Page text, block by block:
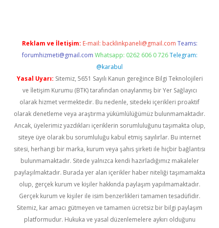
Reklam ve İletişim: E-mail: backlinkpaneli@gmail.com Teams:
forumhizmeti@gmail.com Whatsapp: 0262 606 0 726 Telegram:
@karabul
Yasal Uyarı: Sitemiz, 5651 Sayılı Kanun gereğince Bilgi Teknolojileri
ve İletişim Kurumu (BTK) tarafından onaylanmış bir Yer Sağlayıcı
olarak hizmet vermektedir. Bu nedenle, sitedeki içerikleri proaktif
olarak denetleme veya araştırma yükümlülüğümüz bulunmamaktadır.
Ancak, üyelerimiz yazdıkları içeriklerin sorumluluğunu taşımakta olup,
siteye üye olarak bu sorumluluğu kabul etmiş sayılırlar. Bu internet
sitesi, herhangi bir marka, kurum veya şahıs şirketi ile hiçbir bağlantısı
bulunmamaktadır. Sitede yalnızca kendi hazırladığımız makaleler
paylaşılmaktadır. Burada yer alan içerikler haber niteliği taşımamakta
olup, gerçek kurum ve kişiler hakkında paylaşım yapılmamaktadır.
Gerçek kurum ve kişiler ile isim benzerlikleri tamamen tesadüfidir.
Sitemiz, kar amacı gütmeyen ve tamamen ücretsiz bir bilgi paylaşım
platformudur. Hukuka ve yasal düzenlemelere aykırı olduğunu